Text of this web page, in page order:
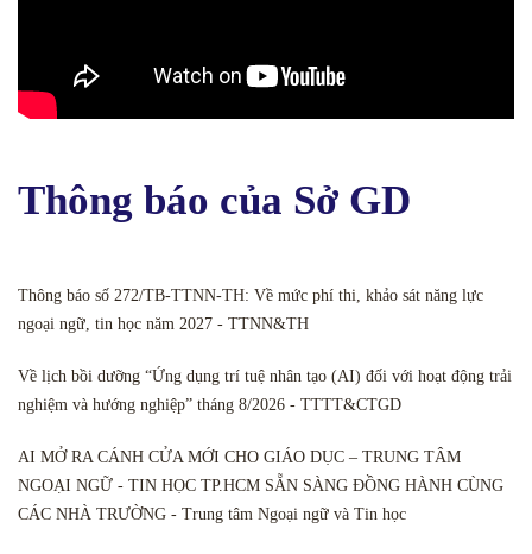
Thông báo của Sở GD
Thông báo số 272/TB-TTNN-TH: Về mức phí thi, khảo sát năng lực
ngoại ngữ, tin học năm 2027 - TTNN&TH
Về lịch bồi dưỡng “Ứng dụng trí tuệ nhân tạo (AI) đối với hoạt động trải
nghiệm và hướng nghiệp” tháng 8/2026 - TTTT&CTGD
AI MỞ RA CÁNH CỬA MỚI CHO GIÁO DỤC – TRUNG TÂM
NGOẠI NGỮ - TIN HỌC TP.HCM SẴN SÀNG ĐỒNG HÀNH CÙNG
CÁC NHÀ TRƯỜNG - Trung tâm Ngoại ngữ và Tin học